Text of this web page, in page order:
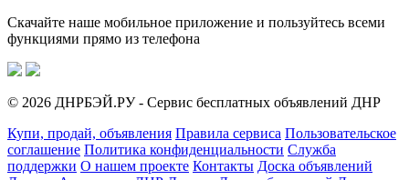
Скачайте наше мобильное приложение и пользуйтесь всеми
функциями прямо из телефона
© 2026 ДНРБЭЙ.РУ - Сервис бесплатных объявлений ДНР
Купи, продай, объявления Правила сервиса Пользовательское
соглашение Политика конфиденциальности Служба
поддержки О нашем проекте Контакты Доска объявлений